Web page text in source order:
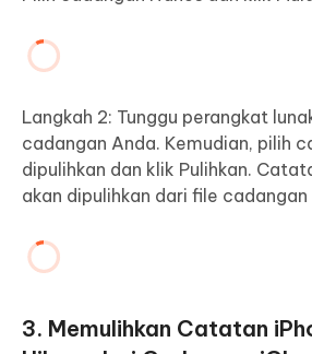
Langkah 2: Tunggu perangkat
cadangan Anda. Kemudian, pilih
dipulihkan dan klik Pulihkan.
akan dipulihkan dari file cadangan
3. Memulihkan Catatan